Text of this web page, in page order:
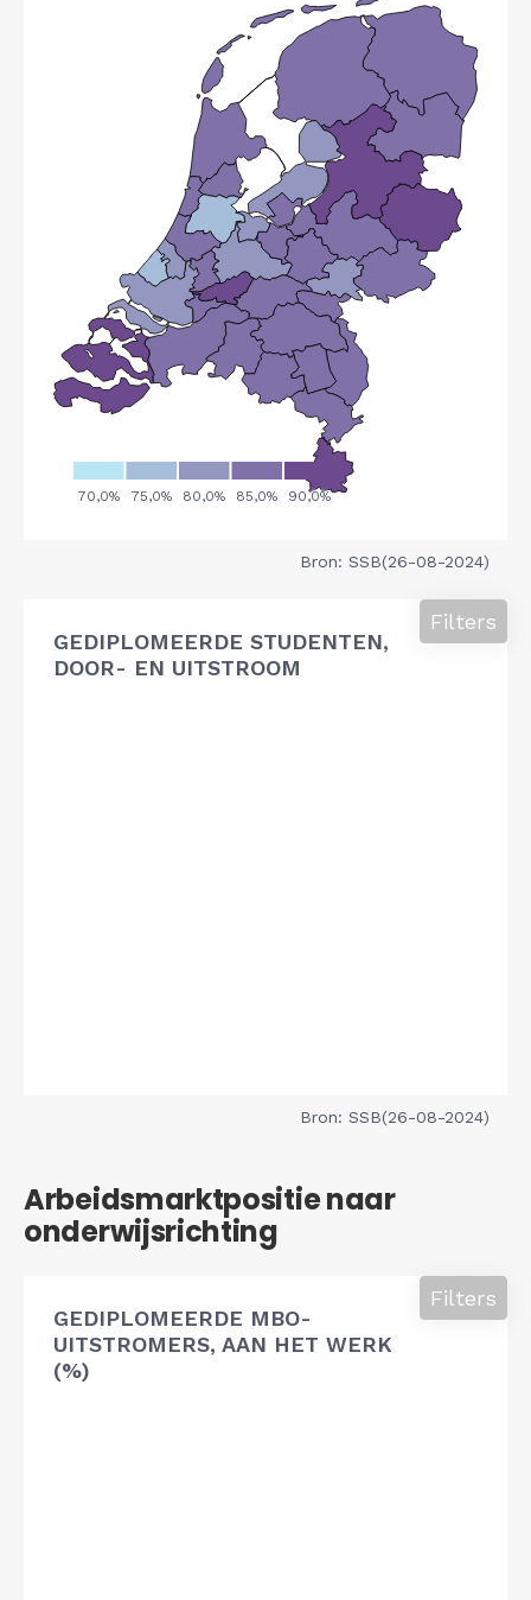
Bron: SSB(26-08-2024)
GEDIPLOMEERDE STUDENTEN,
DOOR- EN UITSTROOM
Filters
Bron: SSB(26-08-2024)
Arbeidsmarktpositie naar
onderwijsrichting
GEDIPLOMEERDE MBO-
UITSTROMERS, AAN HET WERK
(%)
Filters